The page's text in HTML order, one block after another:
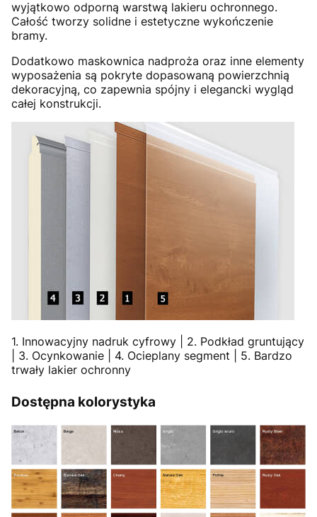
wyjątkowo odporną warstwą lakieru ochronnego.
Całość tworzy solidne i estetyczne wykończenie
bramy.
Dodatkowo maskownica nadproża oraz inne elementy
wyposażenia są pokryte dopasowaną powierzchnią
dekoracyjną, co zapewnia spójny i elegancki wygląd
całej konstrukcji.
1. Innowacyjny nadruk cyfrowy | 2. Podkład gruntujący
| 3. Ocynkowanie | 4. Ocieplany segment | 5. Bardzo
trwały lakier ochronny
Dostępna kolorystyka